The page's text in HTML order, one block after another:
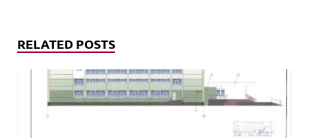
RELATED POSTS